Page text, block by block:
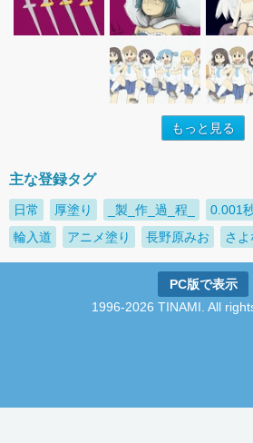
もっと見る
主な登録タグ
日常 厚塗り _製_作_過_程_ 0.001
輪入道
アニメ塗り 長野原みお さ
PC版で表示
1996-2026 TINAMI. All